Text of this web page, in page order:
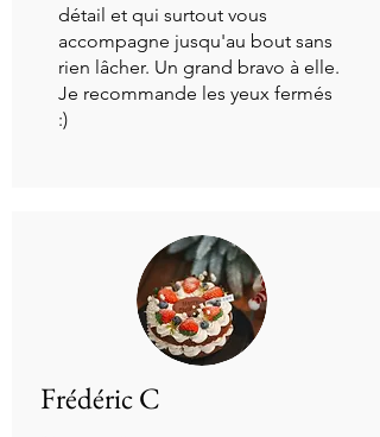
détail et qui surtout vous
accompagne jusqu'au bout sans
rien lâcher. Un grand bravo à elle.
Je recommande les yeux fermés
:)
Frédéric C